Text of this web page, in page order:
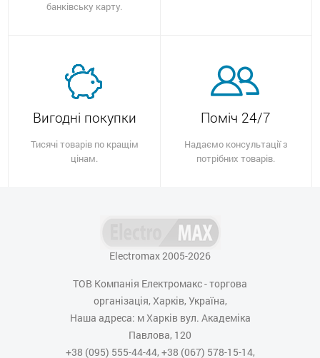
банківську карту.
Вигодні покупки
Тисячі товарів по кращім
цінам.
Поміч 24/7
Надаємо консультації з
потрібних товарів.
Electromax 2005-2026
ТОВ Компанія Електромакс - торгова
організація, Харків, Україна,
Наша адреса: м Харків вул. Академіка
Павлова, 120
+38 (095) 555-44-44, +38 (067) 578-15-14,